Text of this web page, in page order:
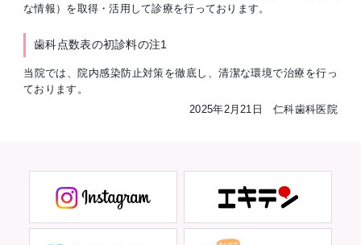
な情報）を取得・活用して診療を行っております。
歯科点数表の初診料の注1
当院では、院内感染防止対策を徹底し、清潔な環境で治療を行っ
ております。
2025年2月21日 仁科歯科医院